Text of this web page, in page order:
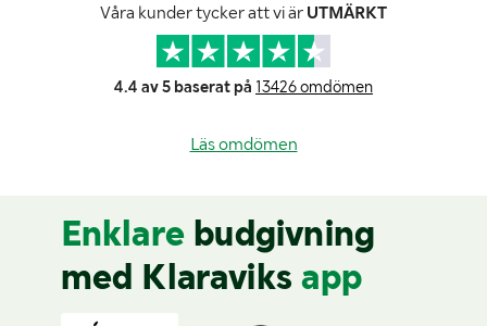
Våra kunder tycker att vi är UTMÄRKT
4.4 av 5 baserat på 13426 omdömen
Läs omdömen
Enklare budgivning
med Klaraviks app